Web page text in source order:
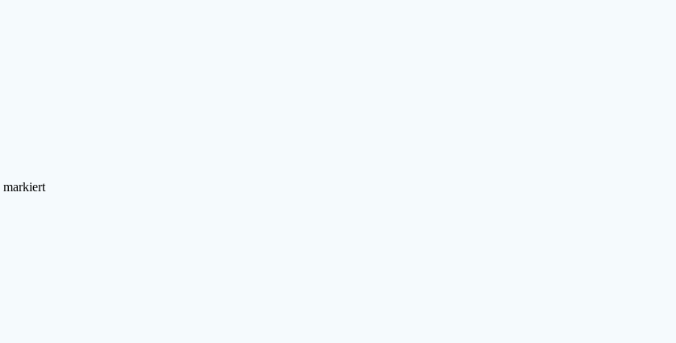
markiert